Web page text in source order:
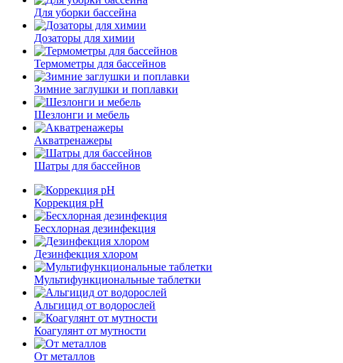
Для уборки бассейна
Дозаторы для химии
Термометры для бассейнов
Зимние заглушки и поплавки
Шезлонги и мебель
Акватренажеры
Шатры для бассейнов
Коррекция pH
Бесхлорная дезинфекция
Дезинфекция хлором
Мультифункциональные таблетки
Альгицид от водорослей
Коагулянт от мутности
От металлов